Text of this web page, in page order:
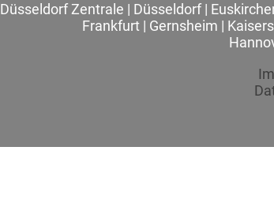
Düsseldorf Zentrale | Düsseldorf|
Frankfurt| Gernsheim |